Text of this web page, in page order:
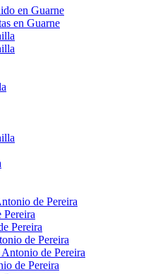
en Guarne
en Guarne
de Pereira
Pereira
Pereira
de Pereira
Antonio de Pereira
de Pereira